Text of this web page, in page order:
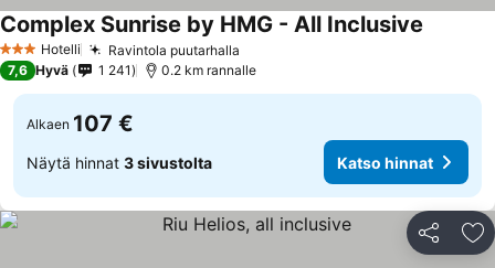
3 Tähtiluokitus
Hotelli Ravintola puutarhalla
Complex Sunrise by HMG - All Inclusive
7,6 Hyvä 1 241 0.2 km rannalle
Alkaen 107 €
Näytä hinnat 3 sivustolta Katso hinnat
Jaa